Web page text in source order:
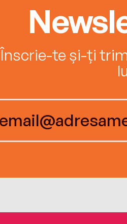
Înscrie-te și-ți